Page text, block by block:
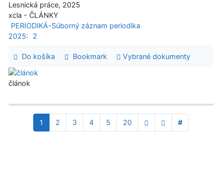
Lesnická práce, 2025
xcla - ČLÁNKY
PERIODIKÁ-Súborný záznam periodika
2025:
2
Do košíka Bookmark Vybrané dokumenty
článok
1 2 3 4 5 20 #